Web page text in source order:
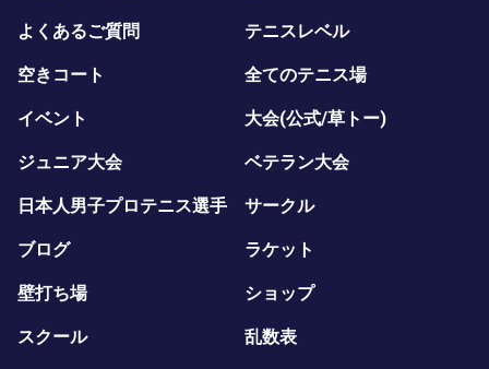
よくあるご質問 テニスレベル
空きコート 全てのテニス場
イベント 大会(公式/草トー)
ジュニア大会 ベテラン大会
日本人男子プロテニス選手 サークル
ブログ ラケット
壁打ち場 ショップ
スクール 乱数表